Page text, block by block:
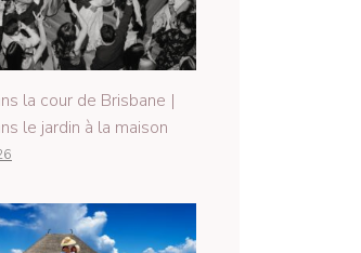
la cour de Brisbane |
le jardin à la maison